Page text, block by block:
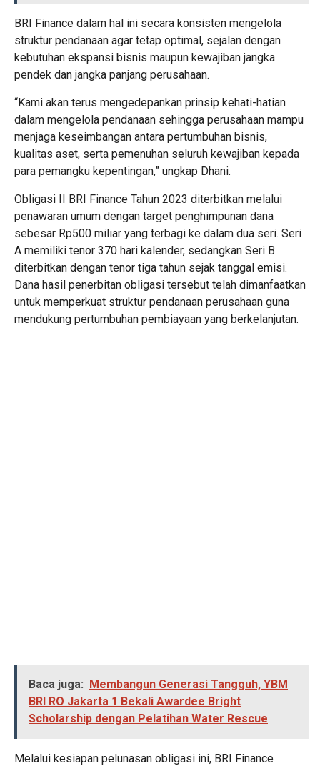
BRI Finance dalam hal ini secara konsisten mengelola
struktur pendanaan agar tetap optimal, sejalan dengan
kebutuhan ekspansi bisnis maupun kewajiban jangka
pendek dan jangka panjang perusahaan.
“Kami akan terus mengedepankan prinsip kehati-hatian
dalam mengelola pendanaan sehingga perusahaan mampu
menjaga keseimbangan antara pertumbuhan bisnis,
kualitas aset, serta pemenuhan seluruh kewajiban kepada
para pemangku kepentingan,” ungkap Dhani.
Obligasi II BRI Finance Tahun 2023 diterbitkan melalui
penawaran umum dengan target penghimpunan dana
sebesar Rp500 miliar yang terbagi ke dalam dua seri. Seri
A memiliki tenor 370 hari kalender, sedangkan Seri B
diterbitkan dengan tenor tiga tahun sejak tanggal emisi.
Dana hasil penerbitan obligasi tersebut telah dimanfaatkan
untuk memperkuat struktur pendanaan perusahaan guna
mendukung pertumbuhan pembiayaan yang berkelanjutan.
Baca juga: Membangun Generasi Tangguh, YBM
BRI RO Jakarta 1 Bekali Awardee Bright
Scholarship dengan Pelatihan Water Rescue
Melalui kesiapan pelunasan obligasi ini, BRI Finance